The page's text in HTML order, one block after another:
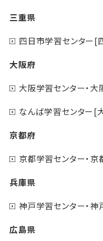
三重県
四日市学習センター[
大阪府
大阪学習センター・
なんば学習センター[
京都府
京都学習センター・
兵庫県
神戸学習センター・
広島県